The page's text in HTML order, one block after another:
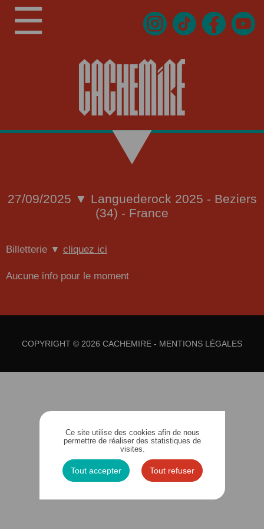
☰
27/09/2025 ▼ Languederock 2025 - Beziers
(34) - France
Billetterie ▼ cliquez ici
Aucune info pour le moment
COPYRIGHT © 2026 CACHEMIRE - MENTIONS LÉGALES
Ce site utilise des cookies afin de nous
permettre de réaliser des statistiques de
visites.
Tout accepter Tout refuser